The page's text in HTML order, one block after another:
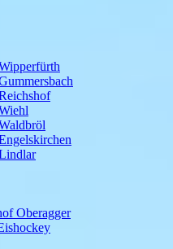
Oberagger